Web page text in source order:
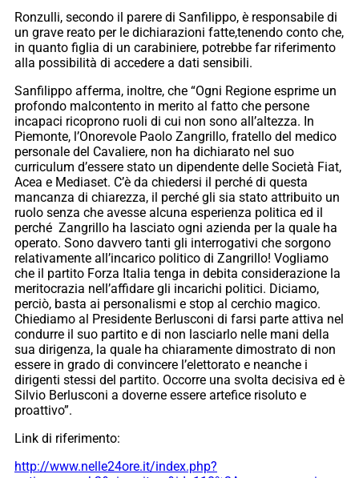
Ronzulli, secondo il parere di Sanfilippo, è responsabile di
un grave reato per le dichiarazioni fatte,tenendo conto che,
in quanto figlia di un carabiniere, potrebbe far riferimento
alla possibilità di accedere a dati sensibili.
Sanfilippo afferma, inoltre, che “Ogni Regione esprime un
profondo malcontento in merito al fatto che persone
incapaci ricoprono ruoli di cui non sono all’altezza. In
Piemonte, l’Onorevole Paolo Zangrillo, fratello del medico
personale del Cavaliere, non ha dichiarato nel suo
curriculum d’essere stato un dipendente delle Società Fiat,
Acea e Mediaset. C’è da chiedersi il perché di questa
mancanza di chiarezza, il perché gli sia stato attribuito un
ruolo senza che avesse alcuna esperienza politica ed il
perché Zangrillo ha lasciato ogni azienda per la quale ha
operato. Sono davvero tanti gli interrogativi che sorgono
relativamente all’incarico politico di Zangrillo! Vogliamo
che il partito Forza Italia tenga in debita considerazione la
meritocrazia nell’affidare gli incarichi politici. Diciamo,
perciò, basta ai personalismi e stop al cerchio magico.
Chiediamo al Presidente Berlusconi di farsi parte attiva nel
condurre il suo partito e di non lasciarlo nelle mani della
sua dirigenza, la quale ha chiaramente dimostrato di non
essere in grado di convincere l’elettorato e neanche i
dirigenti stessi del partito. Occorre una svolta decisiva ed è
Silvio Berlusconi a doverne essere artefice risoluto e
proattivo”.
Link di riferimento:
http://www.nelle24ore.it/index.php?